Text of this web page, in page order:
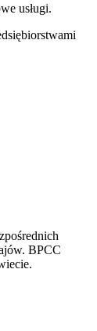
usługi.
BPCC